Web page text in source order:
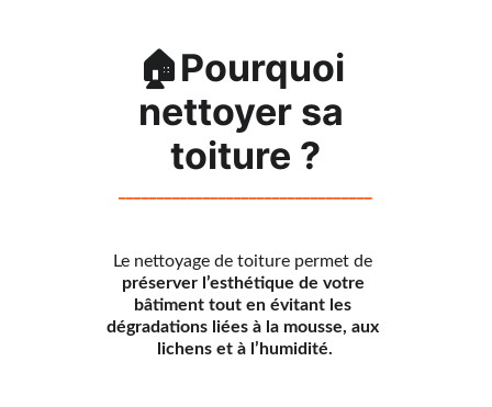
🏠Pourquoi
nettoyer sa
toiture ?
Le nettoyage de toiture permet de
préserver l’esthétique de votre
bâtiment tout en évitant les
dégradations liées à la mousse, aux
lichens et à l’humidité.